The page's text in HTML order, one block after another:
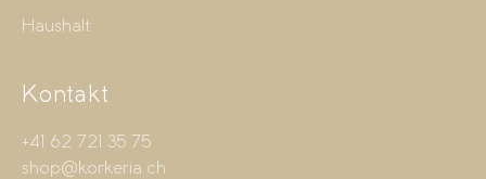
Haushalt
Kontakt
+41 62 721 35 75
shop@korkeria.ch